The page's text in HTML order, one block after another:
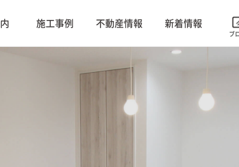
施工事例 不動産情報 新着情報